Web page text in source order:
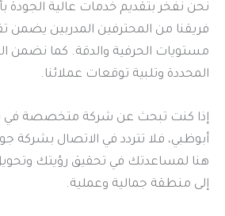
نحن نفخر بتقديم خدمات عالية الجودة
فريقنا من المحترفين المدربين يضمن
مستويات الحرفية والدقة. كما نضمن
المحددة وتلبية توقعات عملائنا.
إذا كنت تبحث عن شركة متخصصة في
أبوظبي، فلا تتردد في الاتصال بشركة
هنا لمساعدتك في تحقيق رؤيتك
إلى منطقة جمالية وعملية.